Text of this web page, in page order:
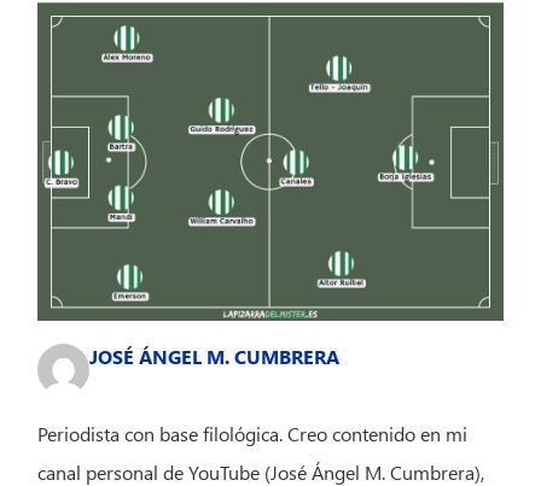
JOSÉ ÁNGEL M. CUMBRERA
Periodista con base filológica. Creo contenido en mi
canal personal de YouTube (José Ángel M. Cumbrera),